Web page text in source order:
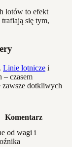
lotów to efekt
trafiają się tym,
Linie lotnicze i
– czasem
zawsze dotkliwych
Komentarz
od wagi i